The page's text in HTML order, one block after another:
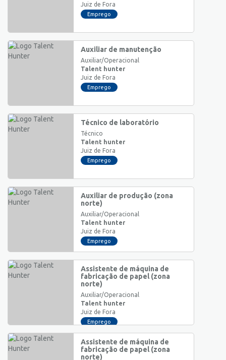
Juiz de Fora
Emprego
Auxiliar de manutenção
Auxiliar/Operacional
Talent hunter
Juiz de Fora
Emprego
Técnico de laboratório
Técnico
Talent hunter
Juiz de Fora
Emprego
Auxiliar de produção (zona
norte)
Auxiliar/Operacional
Talent hunter
Juiz de Fora
Emprego
Assistente de máquina de
fabricação de papel (zona
norte)
Auxiliar/Operacional
Talent hunter
Juiz de Fora
Emprego
Assistente de máquina de
fabricação de papel (zona
norte)